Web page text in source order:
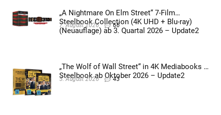
„A Nightmare On Elm Street“ 7-Film
Steelbook Collection (4K UHD + Blu-ray)
(Neuauflage) ab 3. Quartal 2026 – Update2
7. August 2026 66
„The Wolf of Wall Street“ in 4K Mediabooks &
Steelbook ab Oktober 2026 – Update2
5. August 2026 43